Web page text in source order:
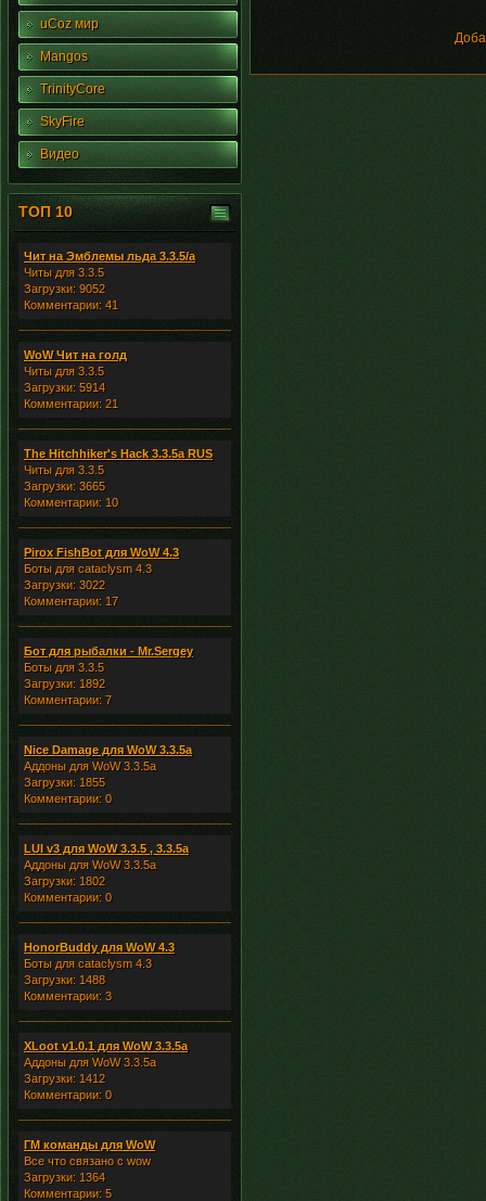
uCoz мир
Mangos
TrinityCore
SkyFire
Видео
ТОП 10
Чит на Эмблемы льда 3.3.5/а
Читы для 3.3.5
Загрузки: 9052
Комментарии: 41
WoW Чит на голд
Читы для 3.3.5
Загрузки: 5914
Комментарии: 21
The Hitchhiker's Hack 3.3.5a RUS
Читы для 3.3.5
Загрузки: 3665
Комментарии: 10
Pirox FishBot для WoW 4.3
Боты для cataclysm 4.3
Загрузки: 3022
Комментарии: 17
Бот для рыбалки - Mr.Sergey
Боты для 3.3.5
Загрузки: 1892
Комментарии: 7
Nice Damage для WoW 3.3.5a
Аддоны для WoW 3.3.5a
Загрузки: 1855
Комментарии: 0
LUI v3 для WoW 3.3.5 , 3.3.5a
Аддоны для WoW 3.3.5a
Загрузки: 1802
Комментарии: 0
HonorBuddy для WoW 4.3
Боты для cataclysm 4.3
Загрузки: 1488
Комментарии: 3
XLoot v1.0.1 для WoW 3.3.5a
Аддоны для WoW 3.3.5a
Загрузки: 1412
Комментарии: 0
ГМ команды для WoW
Все что связано с wow
Загрузки: 1364
Комментарии: 5